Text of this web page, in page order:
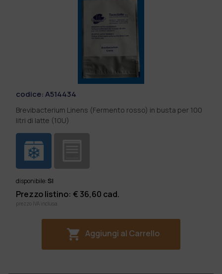
codice:A514434
Brevibacterium Linens (Fermento rosso) in busta per 100
litri di latte (10U)
disponibile:SI
Prezzo listino: € 36,60 cad.
prezzo IVA inclusa
Aggiungi al Carrello